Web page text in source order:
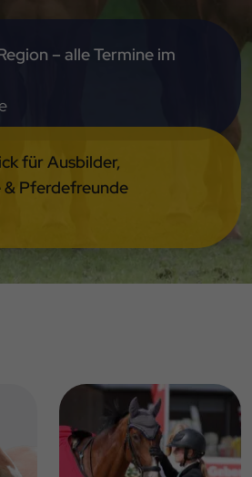
– alle Termine im
für Ausbilder,
Pferdefreunde